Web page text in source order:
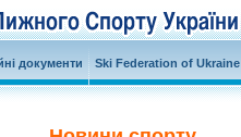
документи Ski Federation of Ukraine